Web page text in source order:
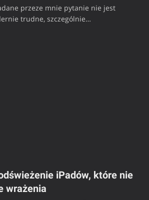
przeze mnie pytanie nie jest
trudne, szczególnie…
iPadów, które nie
wrażenia